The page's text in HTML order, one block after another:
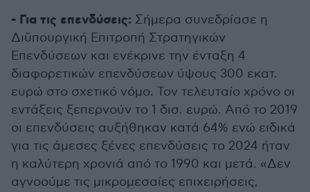
- Για τις επενδύσεις: Σήμερα συνεδρίασε η
Διϋπουργική Επιτροπή Στρατηγικών
Επενδύσεων και ενέκρινε την ένταξη 4
διαφορετικών επενδύσεων ύψους 300 εκατ.
ευρώ στο σχετικό νόμο. Τον τελευταίο χρόνο οι
εντάξεις ξεπερνούν το 1 δισ. ευρώ. Από το 2019
οι επενδύσεις αυξήθηκαν κατά 64% ενώ ειδικά
για τις άμεσες ξένες επενδύσεις το 2024 ήταν
η καλύτερη χρονιά από το 1990 και μετά. «Δεν
αγνοούμε τις μικρομεσαίες επιχειρήσεις,